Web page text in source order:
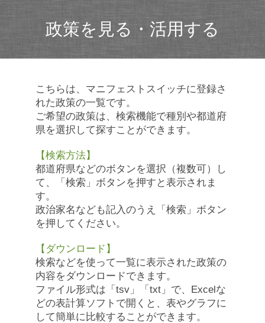
政策を見る・活用する
こちらは、マニフェストスイッチに登録さ
れた政策の一覧です。
ご希望の政策は、検索機能で種別や都道府
県を選択して探すことができます。
【検索方法】
都道府県などのボタンを選択（複数可）し
て、「検索」ボタンを押すと表示されま
す。
政治家名なども記入のうえ「検索」ボタン
を押してください。
【ダウンロード】
検索などを使って一覧に表示された政策の
内容をダウンロードできます。
ファイル形式は「tsv」「txt」で、Excelな
どの表計算ソフトで開くと、表やグラフに
して簡単に比較することができます。